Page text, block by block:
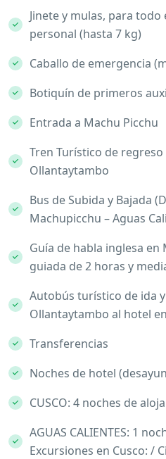
Jinete y mulas, para
personal (hasta 7 kg)
Caballo de emergencia
Botiquín de primeros
Entrada a Machu Picchu
Tren Turístico de regreso
Ollantaytambo
Bus de Subida y Bajada
Machupicchu – Aguas
Guía de habla inglesa en
guiada de 2 horas y
Autobús turístico de ida
Ollantaytambo al hotel
Transferencias
Noches de hotel
CUSCO: 4 noches de
AGUAS CALIENTES: 1
Excursiones en Cusco: /